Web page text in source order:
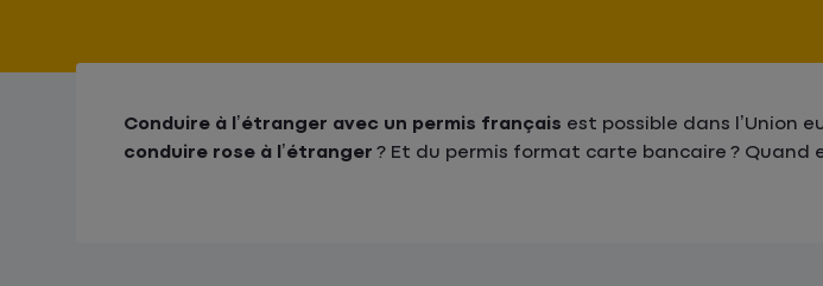
Conduire à l’étranger avec un permis français est possible dans l’Union
conduire rose à l’étranger ? Et du permis format carte bancaire ?